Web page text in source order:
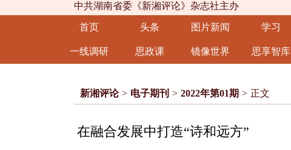
中共湖南省委《新湘评论》杂志社主办
首页 头条 图片新闻 学习
一线调研 思政课 镜像世界 思享智库
新湘评论 > 电子期刊 > 2022年第01期 > 正文
在融合发展中打造“诗和远方”